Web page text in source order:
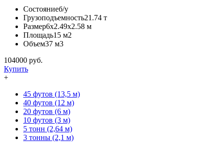
Состояниеб/у
Грузоподъемность21.74 т
Размер6х2.49х2.58 м
Площадь15 м2
Объем37 м3
104000 руб.
Купить
+
45 футов (13,5 м)
40 футов (12 м)
20 футов (6 м)
10 футов (3 м)
5 тонн (2,64 м)
3 тонны (2,1 м)